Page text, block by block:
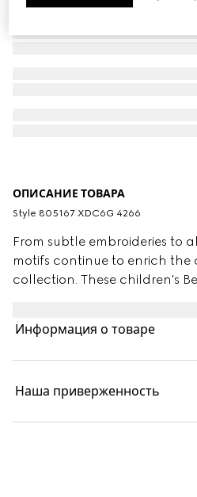
ОПИСАНИЕ ТОВАРА
Style ‎805167 XDC6G 4266
From subtle embroideries to
motifs continue to enrich the
collection. These children's
Информация о товаре
Наша приверженность